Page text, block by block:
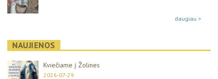
daugiau >
NAUJIENOS
Kviečiame į Žolines
2026-07-29